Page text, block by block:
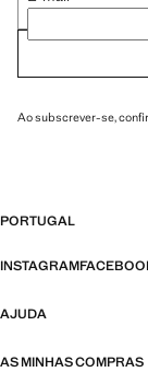
Ao subscrever-se,
PORTUGAL
INSTAGRAM
AJUDA
AS MINHAS COMPRAS